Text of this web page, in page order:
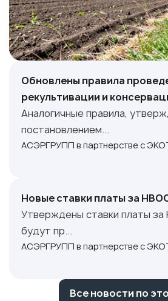
Обновлены правила
рекультивации и
Аналогичные правила,
постановлением...
АСЭРГРУПП в партнерстве с
Новые ставки платы за
Утверждены ставки платы
будут пр...
АСЭРГРУПП в партнерстве с
Все новости по